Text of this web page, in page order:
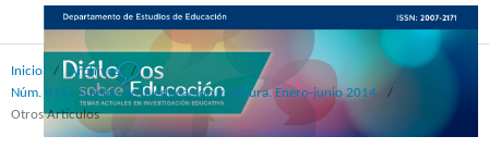
Inicio / Archivos
/
Núm. 8 (5): Sujetos de la educación y cultura. Enero-junio 2014
/
Otros Articulos